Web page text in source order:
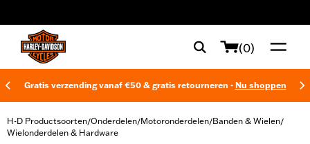
(0)
Gratis verzending vanaf €50 & gratis retourneren - Nu shoppen
H-D Productsoorten/Onderdelen/Motoronderdelen/Banden & Wielen/
Wielonderdelen & Hardware